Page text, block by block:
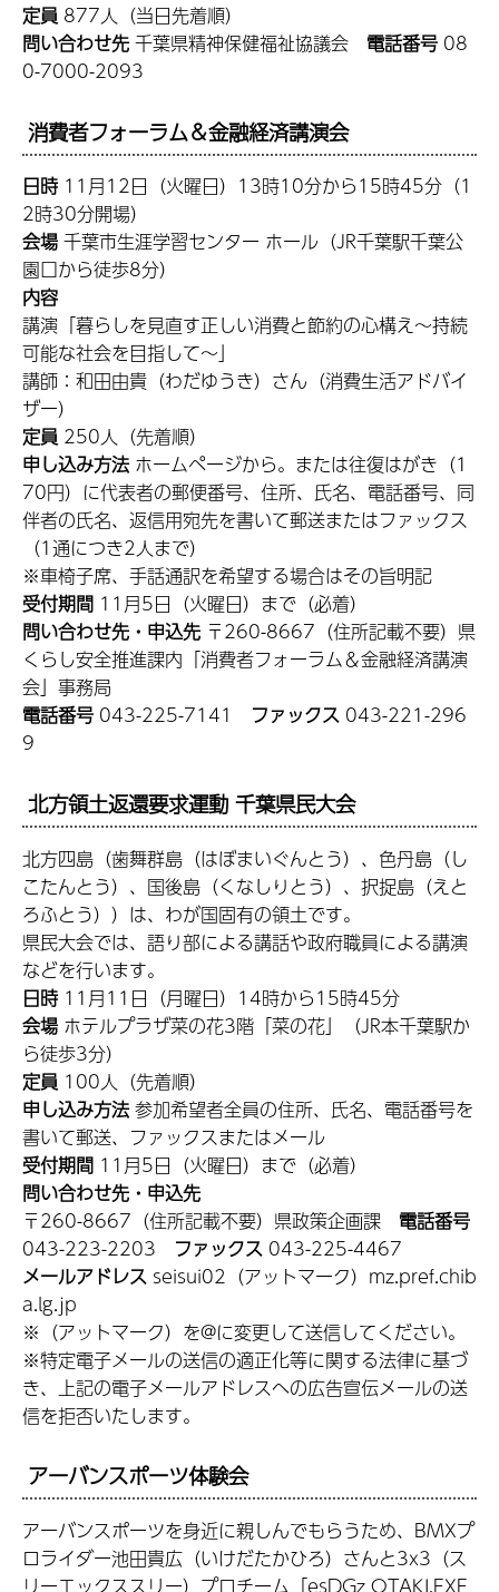
定員877人（当日先着順）
問い合わせ先 千葉県精神保健福祉協議会 電話番号 08
0-7000-2093
消費者フォーラム＆金融経済講演会
日時 11月12日（火曜日）13時10分から15時45分（1
2時30分開場）
会場 千葉市生涯学習センター ホール（JR千葉駅千葉公
園口から徒歩8分）
内容
講演「暮らしを見直す正しい消費と節約の心構え～持続
可能な社会を目指して～」
講師：和田由貴（わだゆうき）さん（消費生活アドバイ
ザー）
定員250人（先着順）
申し込み方法ホームページから。または往復はがき（1
70円）に代表者の郵便番号、住所、氏名、電話番号、同
伴者の氏名、返信用宛先を書いて郵送またはファックス
（1通につき2人まで）
※車椅子席、手話通訳を希望する場合はその旨明記
受付期間 11月5日（火曜日）まで（必着）
問い合わせ先・申込先 〒260-8667（住所記載不要）県
くらし安全推進課内「消費者フォーラム＆金融経済講演
会」事務局
電話番号 043-225-7141 ファックス 043-221-296
9
北方領土返還要求運動 千葉県民大会
北方四島（歯舞群島（はぼまいぐんとう）、色丹島（し
こたんとう）、国後島（くなしりとう）、択捉島（えと
ろふとう））は、わが国固有の領土です。
県民大会では、語り部による講話や政府職員による講演
などを行います。
日時 11月11日（月曜日）14時から15時45分
会場 ホテルプラザ菜の花3階「菜の花」（JR本千葉駅か
ら徒歩3分）
定員 100人（先着順）
申し込み方法参加希望者全員の住所、氏名、電話番号を
書いて郵送、ファックスまたはメール
受付期間 11月5日（火曜日）まで（必着）
問い合わせ先・申込先
〒260-8667（住所記載不要）県政策企画課 電話番号
043-223-2203 ファックス 043-225-4467
メールアドレス seisui02（アットマーク）mz.pref.chib
a.lg.jp
※（アットマーク）を@に変更して送信してください。
※特定電子メールの送信の適正化等に関する法律に基づ
き、上記の電子メールアドレスへの広告宣伝メールの送
信を拒否いたします。
アーバンスポーツ体験会
アーバンスポーツを身近に親しんでもらうため、BMXプ
ロライダー池田貴広（いけだたかひろ）さんと3x3（ス
リーエックススリー）プロチーム「esDGz OTAKI.EXE